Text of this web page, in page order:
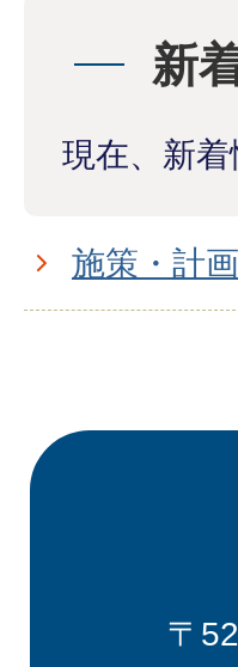
新
現在、新
施策・計画
〒